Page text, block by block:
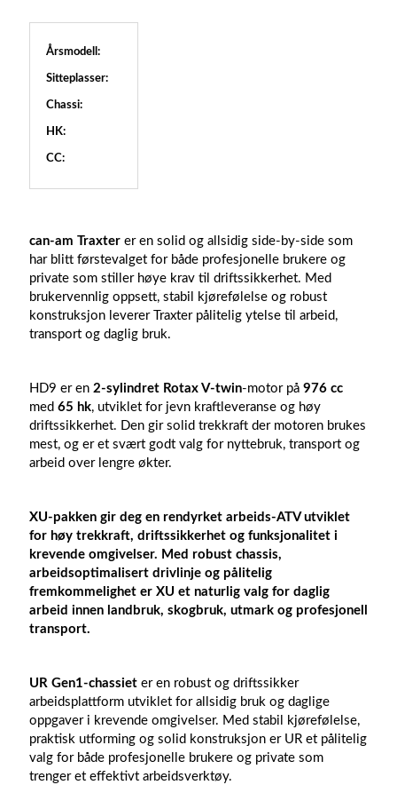
Årsmodell:
Sitteplasser:
Chassi:
HK:
CC:
can-am Traxterer en solid og allsidig side-by-side som
har blitt førstevalget for både profesjonelle brukere og
private som stiller høye krav til driftssikkerhet. Med
brukervennlig oppsett, stabil kjørefølelse og robust
konstruksjon leverer Traxter pålitelig ytelse til arbeid,
transport og daglig bruk.
HD9 er en 2-sylindret Rotax V-twin-motor på 976 cc
med 65 hk, utviklet for jevn kraftleveranse og høy
driftssikkerhet. Den gir solid trekkraft der motoren brukes
mest, og er et svært godt valg for nyttebruk, transport og
arbeid over lengre økter.
XU-pakkengir deg en rendyrket arbeids-ATV utviklet
for høy trekkraft, driftssikkerhet og funksjonalitet i
krevende omgivelser. Med robust chassis,
arbeidsoptimalisert drivlinje og pålitelig
fremkommelighet er XU et naturlig valg for daglig
arbeid innen landbruk, skogbruk, utmark og profesjonell
transport.
UR Gen1-chassieter en robust og driftssikker
arbeidsplattform utviklet for allsidig bruk og daglige
oppgaver i krevende omgivelser. Med stabil kjørefølelse,
praktisk utforming og solid konstruksjon er UR et pålitelig
valg for både profesjonelle brukere og private som
trenger et effektivt arbeidsverktøy.